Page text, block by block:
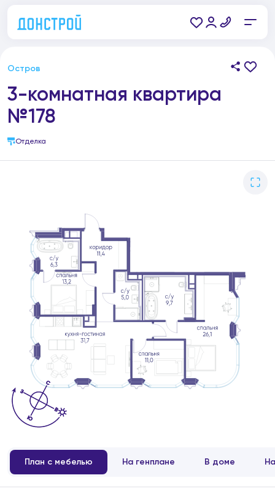
Остров
3-комнатная квартира
№178
Отделка
План с мебелью На генплане В доме